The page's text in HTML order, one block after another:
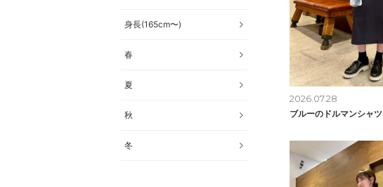
2026.07.28
ブルーのドルマンシャツ
身長(165cm〜)
春
夏
秋
冬